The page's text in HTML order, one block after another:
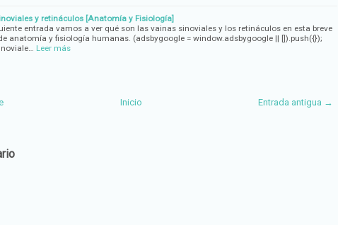
y retináculos [Anatomía y Fisiología]
entrada vamos a ver qué son las vainas sinoviales y los retináculos en esta breve
anatomía y fisiología humanas. (adsbygoogle = window.adsbygoogle || []).push({});
Leer más
Entrada antigua →
Inicio